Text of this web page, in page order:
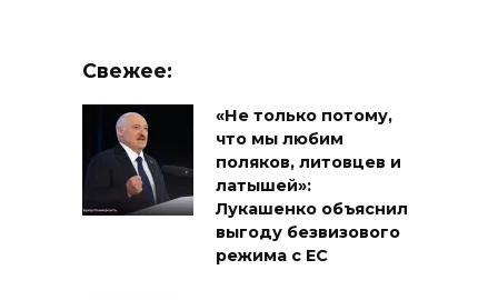
Свежее:
«Не только потому,
что мы любим
поляков, литовцев и
латышей»:
Лукашенко объяснил
выгоду безвизового
режима с ЕС